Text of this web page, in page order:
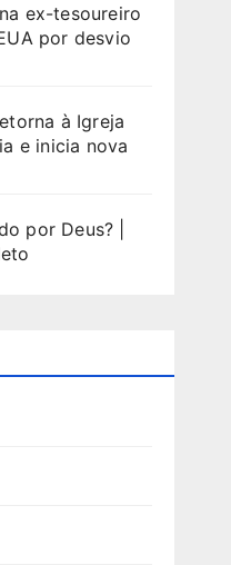
ex-tesoureiro
por desvio
à Igreja
e inicia nova
por Deus? |